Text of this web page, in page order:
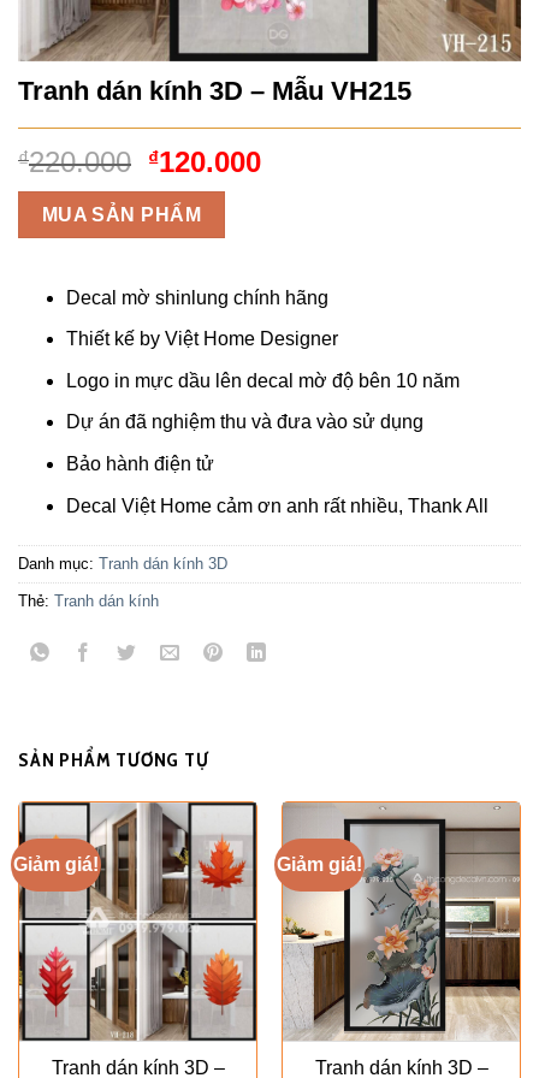
Tranh dán kính 3D – Mẫu VH215
₫220.000 Giá
gốc
là:
₫220.000.
₫120.000Giá
MUA SẢN PHẨM
Decal mờ shinlung chính hãng
Thiết kế by Việt Home Designer
Logo in mực dầu lên decal mờ độ bên 10 năm
Dự án đã nghiệm thu và đưa vào sử dụng
Bảo hành điện tử
Decal Việt Home cảm ơn anh rất nhiều, Thank All
Danh mục: Tranh dán kính 3D
Thẻ: Tranh dán kính
SẢN PHẨM TƯƠNG TỰ
Giảm giá!
Tranh dán kính 3D –
Giảm giá!
Tranh dán kính 3D –